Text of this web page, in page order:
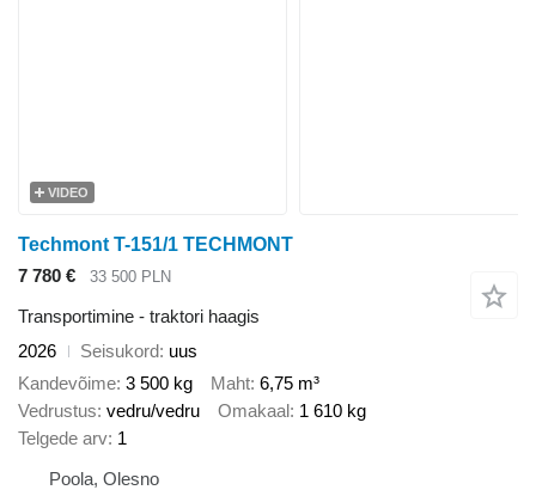
VIDEO
Techmont T-151/1 TECHMONT
7 780 €
33 500 PLN
Transportimine - traktori haagis
2026
Seisukord uus
Kandevõime 3 500 kg Maht 6,75 m³
Vedrustus vedru/vedru Omakaal 1 610 kg
Telgede arv 1
Poola, Olesno